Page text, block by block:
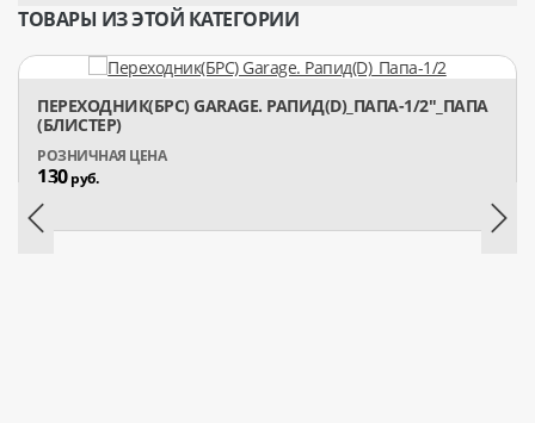
ТОВАРЫ ИЗ ЭТОЙ КАТЕГОРИИ
ПЕРЕХОДНИК(БРС) GARAGE. РАПИД(D)_ПАПА-1/2"_ПАПА
(БЛИСТЕР)
130руб.